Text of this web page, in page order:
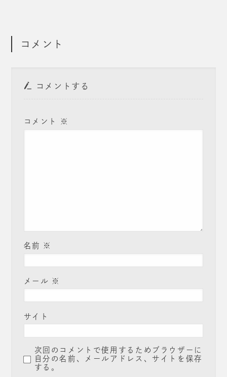
コメント
コメントする
コメント ※
名前 ※
メール ※
サイト
次回のコメントで使用するためブラウザーに
自分の名前、メールアドレス、サイトを保存
する。